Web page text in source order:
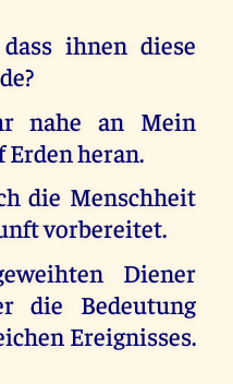
ihnen diese
nahe an Mein
heran.
die Menschheit
vorbereitet.
Diener
die Bedeutung
Ereignisses.